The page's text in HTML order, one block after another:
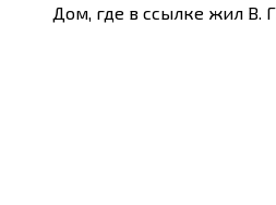
Дом, где в ссылке жил В.